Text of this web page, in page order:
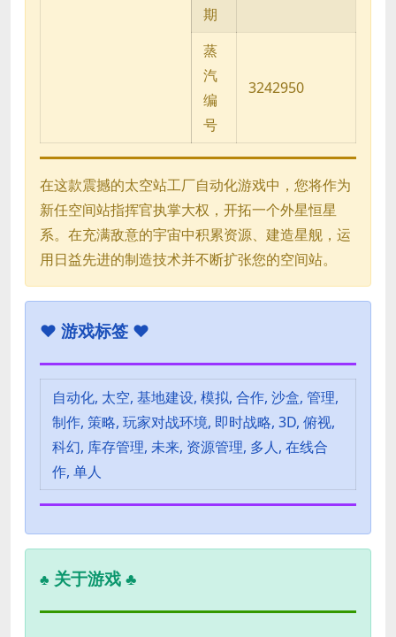
期
蒸
汽
编
号
3242950
在这款震撼的太空站工厂自动化游戏中，您将作为
新任空间站指挥官执掌大权，开拓一个外星恒星
系。在充满敌意的宇宙中积累资源、建造星舰，运
用日益先进的制造技术并不断扩张您的空间站。
♥ 游戏标签 ♥
自动化, 太空, 基地建设, 模拟, 合作, 沙盒, 管理,
制作, 策略, 玩家对战环境, 即时战略, 3D, 俯视,
科幻, 库存管理, 未来, 资源管理, 多人, 在线合
作, 单人
♣ 关于游戏 ♣